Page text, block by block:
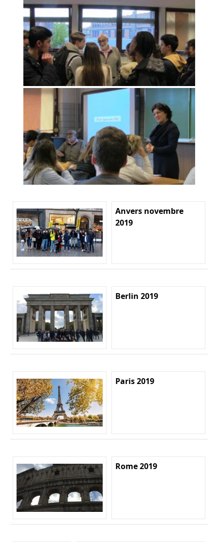
Anvers novembre
2019
Berlin 2019
Paris 2019
Rome 2019